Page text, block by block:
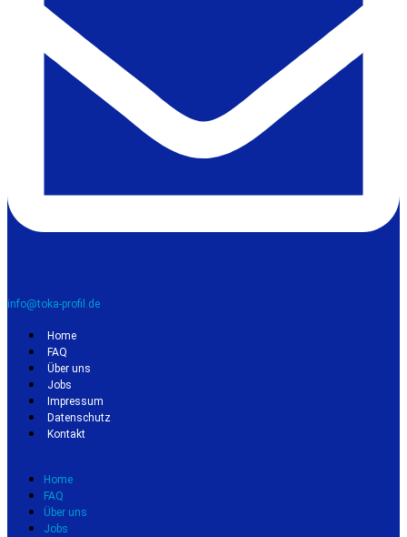
info@toka-profil.de
Home
FAQ
Über uns
Jobs
Impressum
Datenschutz
Kontakt
Home
FAQ
Über uns
Jobs